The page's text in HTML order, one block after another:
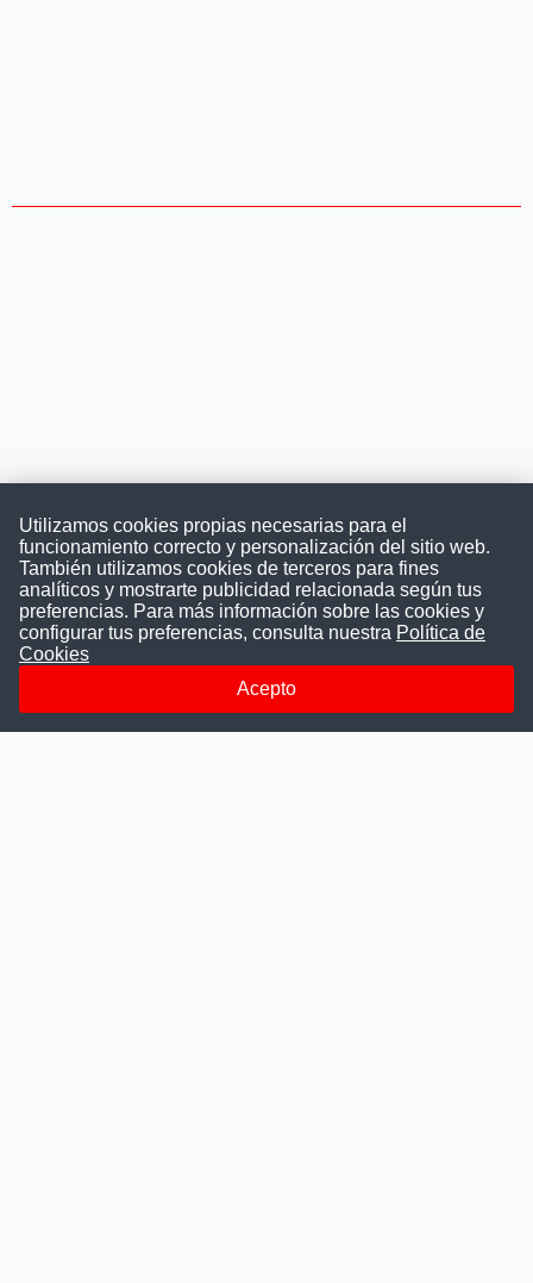
Convocatoriasdetrabajo.com
ConvocatoriasDeTrabajo.com es una plataforma informativa
la difusión y transparencia de los concursos públicos, además
ayudamos a las instituciones a encontrar a los mejores
talentos. A nuestros usuarios le brindamos en un solo lugar
Utilizamos cookies propias necesarias para el
funcionamiento correcto y personalización del sitio web.
También utilizamos cookies de terceros para fines
analíticos y mostrarte publicidad relacionada según tus
preferencias. Para más información sobre las cookies y
configurar tus preferencias, consulta nuestra Política de
Cookies
Acepto